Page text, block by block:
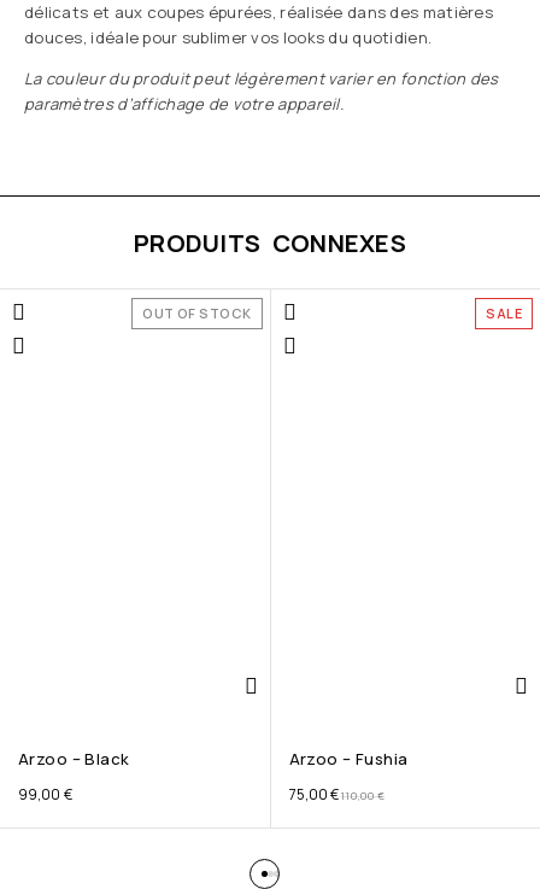
délicats et aux coupes épurées, réalisée dans des matières
douces, idéale pour sublimer vos looks du quotidien.
La couleur du produit peut légèrement varier en fonction des
paramètres d’affichage de votre appareil.
PRODUITS CONNEXES
OUT OF STOCK
Arzoo – Black
99,00 €
SALE
Arzoo – Fushia
110,00€
75,00€